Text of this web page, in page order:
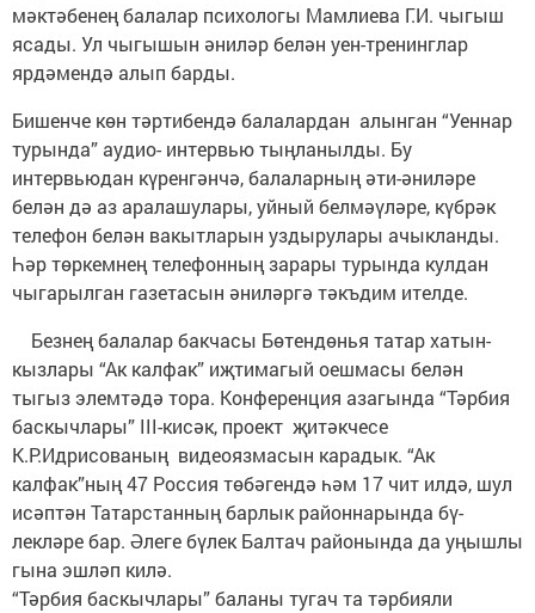
мәктәбенең балалар психологы Мамлиева Г.И. чыгыш
ясады. Ул чыгышын әниләр белән уен-тренинглар
ярдәмендә алып барды.
Бишенче көн тәртибендә балалардан алынган “Уеннар
турында” аудио- интервью тыңланылды. Бу
интервьюдан күренгәнчә, балаларның әти-әниләре
белән дә аз аралашулары, уйный белмәүләре, күбрәк
телефон белән вакытларын уздырулары ачыкланды.
Һәр төркемнең телефонның зарары турында кулдан
чыгарылган газетасын әниләргә тәкъдим ителде.
Безнең балалар бакчасы Бөтендөнья татар хатын-
кызлары “Ак калфак” иҗтимагый оешмасы белән
тыгыз элемтәдә тора. Конференция азагында “Тәрбия
баскычлары” III-кисәк, проект җитәкчесе
К.Р.Идрисованың видеоязмасын карадык. “Ак
калфак”ның 47 Рос­сия төбәгендә һәм 17 чит ил­дә, шул
исәптән Татарстанның бар­лык районнарында бү­
лекләре бар. Әлеге бүлек Балтач районында да уңышлы
гына эшләп килә.
“Тәрбия баскычлары” баланы тугач та тәрбияли